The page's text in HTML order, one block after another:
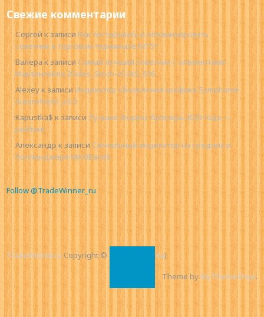
Свежие комментарии
Сергейк записи Как тестировать и оптимизировать
советник в торговом терминале MT5?
Валерак записиСамый лучший советник с элементами
Мартингейла 2Sides_Stoch-v5.0c5_616
Alexeyк записиИндикатор обновления графика Symphonie
Autorefresh_v3.0
Kapustka$к записиЛучшие Форекс брокеры 2023 года —
рейтинг
Александрк записиСигнальный индикатор на средних и
боллинджере MA BBands
Follow @TradeWinner_ru
TradeWinner.ruCopyright © 2026. Контакты)
Theme byMyThemeShop.